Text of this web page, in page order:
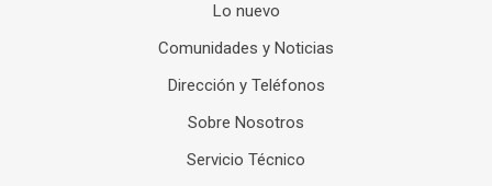
Lo nuevo
Comunidades y Noticias
Dirección y Teléfonos
Sobre Nosotros
Servicio Técnico